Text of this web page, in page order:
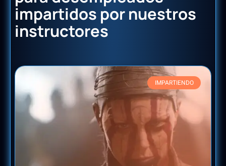
impartidos por nuestros
instructores
IMPARTIENDO